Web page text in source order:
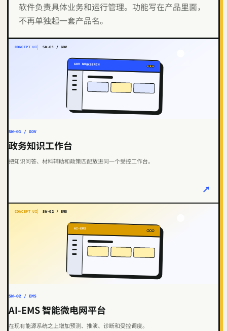
软件负责具体业务和运行管理。功能写在产品里面，
不再单独起一套产品名。
CONCEPT UI SW-01 / GOV
GOV WORKBENCH
SW-01 / GOV
政务知识工作台
把知识问答、材料辅助和政策匹配放进同一个受控工作台。
↗
CONCEPT UI SW-02 / EMS
AI-EMS
SW-02 / EMS
AI‑EMS 智能微电网平台
在现有能源系统之上增加预测、推演、诊断和受控调度。